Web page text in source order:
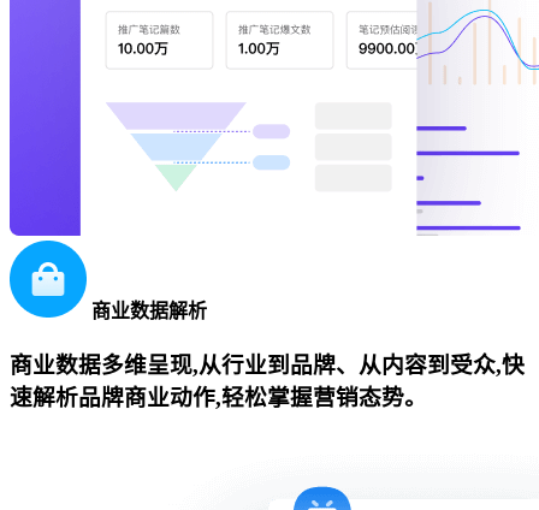
商业数据解析
商业数据多维呈现,从行业到品牌、从内容到受众,快
速解析品牌商业动作,轻松掌握营销态势。